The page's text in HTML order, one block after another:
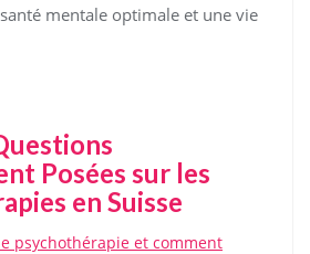
mentale optimale et une vie
Posées sur les
en Suisse
psychothérapie et comment